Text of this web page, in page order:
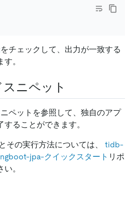
をチェックして、出力が一致する
。
ニペット
ペットを参照して、独自のアプ
ることができます。
その実行方法については、 tidb-
jpa-クイックスタート リポ
。